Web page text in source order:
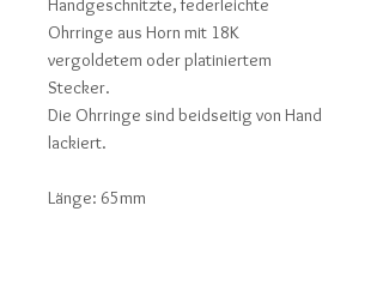
Handgeschnitzte, federleichte
Ohrringe aus Horn mit 18K
vergoldetem oder platiniertem
Stecker.
Die Ohrringe sind beidseitig von Hand
lackiert.
Länge: 65mm